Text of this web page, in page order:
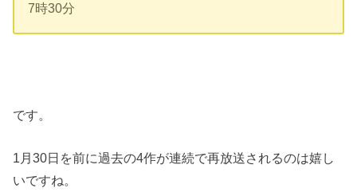
7時30分
です。
1月30日を前に過去の4作が連続で再放送されるのは嬉し
いですね。